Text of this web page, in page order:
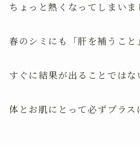
ちょっと熱くなってしまいま
春のシミにも「肝を補うこと
すぐに結果が出ることでは
体とお肌にとって必ずプラ